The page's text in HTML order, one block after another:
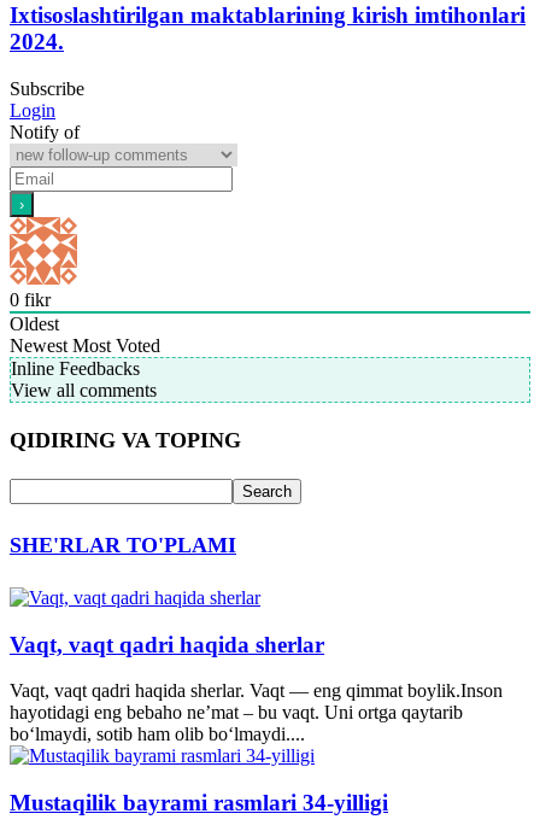
Ixtisoslashtirilgan maktablarining kirish imtihonlari
2024.
Subscribe
Login
Notify of
0 fikr
Oldest
Newest Most Voted
Inline Feedbacks
View all comments
QIDIRING VA TOPING
SHE'RLAR TO'PLAMI
Vaqt, vaqt qadri haqida sherlar
Vaqt, vaqt qadri haqida sherlar. Vaqt — eng qimmat boylik.Inson
hayotidagi eng bebaho ne’mat – bu vaqt. Uni ortga qaytarib
bo‘lmaydi, sotib ham olib bo‘lmaydi....
Mustaqilik bayrami rasmlari 34-yilligi